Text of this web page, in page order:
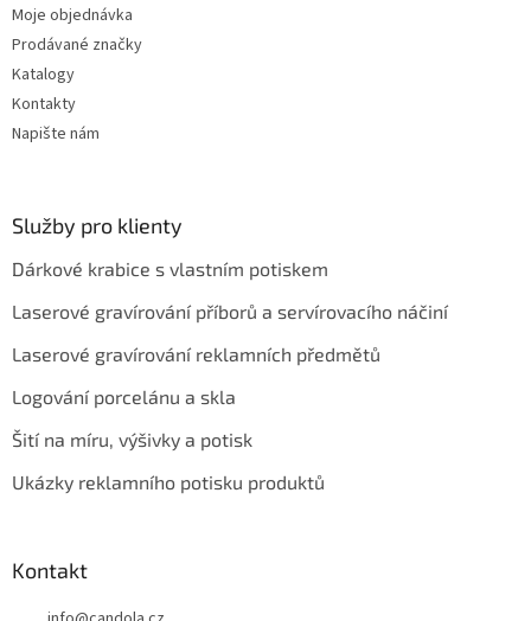
Moje objednávka
Prodávané značky
Katalogy
Kontakty
Napište nám
Služby pro klienty
Dárkové krabice s vlastním potiskem
Laserové gravírování příborů a servírovacího náčiní
Laserové gravírování reklamních předmětů
Logování porcelánu a skla
Šití na míru, výšivky a potisk
Ukázky reklamního potisku produktů
Kontakt